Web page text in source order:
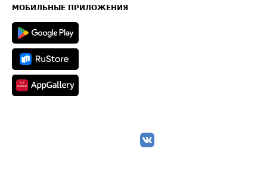
Техническая информация
МОБИЛЬНЫЕ ПРИЛОЖЕНИЯ